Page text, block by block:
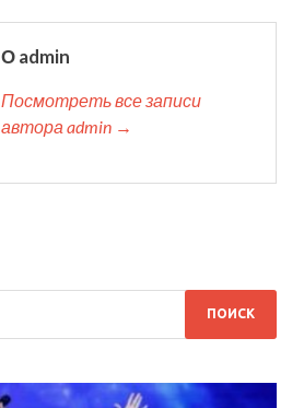
О admin
Посмотреть все записи
автора admin →